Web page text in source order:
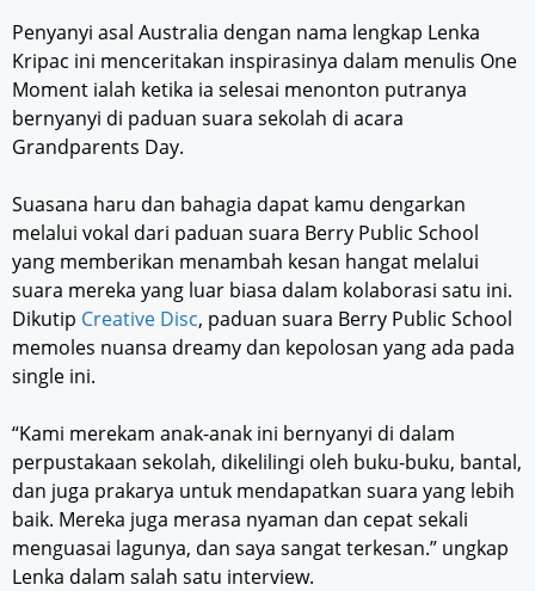
Penyanyi asal Australia dengan nama lengkap Lenka
Kripac ini menceritakan inspirasinya dalam menulis One
Moment ialah ketika ia selesai menonton putranya
bernyanyi di paduan suara sekolah di acara
Grandparents Day.
Suasana haru dan bahagia dapat kamu dengarkan
melalui vokal dari paduan suara Berry Public School
yang memberikan menambah kesan hangat melalui
suara mereka yang luar biasa dalam kolaborasi satu ini.
Dikutip Creative Disc, paduan suara Berry Public School
memoles nuansa dreamy dan kepolosan yang ada pada
single ini.
“Kami merekam anak-anak ini bernyanyi di dalam
perpustakaan sekolah, dikelilingi oleh buku-buku, bantal,
dan juga prakarya untuk mendapatkan suara yang lebih
baik. Mereka juga merasa nyaman dan cepat sekali
menguasai lagunya, dan saya sangat terkesan.” ungkap
Lenka dalam salah satu interview.